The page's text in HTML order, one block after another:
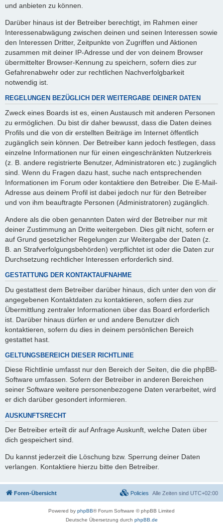
und anbieten zu können.
Darüber hinaus ist der Betreiber berechtigt, im Rahmen einer
Interessenabwägung zwischen deinen und seinen Interessen sowie
den Interessen Dritter, Zeitpunkte von Zugriffen und Aktionen
zusammen mit deiner IP-Adresse und der von deinem Browser
übermittelter Browser-Kennung zu speichern, sofern dies zur
Gefahrenabwehr oder zur rechtlichen Nachverfolgbarkeit
notwendig ist.
REGELUNGEN BEZÜGLICH DER WEITERGABE DEINER DATEN
Zweck eines Boards ist es, einen Austausch mit anderen Personen
zu ermöglichen. Du bist dir daher bewusst, dass die Daten deines
Profils und die von dir erstellten Beiträge im Internet öffentlich
zugänglich sein können. Der Betreiber kann jedoch festlegen, dass
einzelne Informationen nur für einen eingeschränkten Nutzerkreis
(z. B. andere registrierte Benutzer, Administratoren etc.) zugänglich
sind. Wenn du Fragen dazu hast, suche nach entsprechenden
Informationen im Forum oder kontaktiere den Betreiber. Die E-Mail-
Adresse aus deinem Profil ist dabei jedoch nur für den Betreiber
und von ihm beauftragte Personen (Administratoren) zugänglich.
Andere als die oben genannten Daten wird der Betreiber nur mit
deiner Zustimmung an Dritte weitergeben. Dies gilt nicht, sofern er
auf Grund gesetzlicher Regelungen zur Weitergabe der Daten (z.
B. an Strafverfolgungsbehörden) verpflichtet ist oder die Daten zur
Durchsetzung rechtlicher Interessen erforderlich sind.
GESTATTUNG DER KONTAKTAUFNAHME
Du gestattest dem Betreiber darüber hinaus, dich unter den von dir
angegebenen Kontaktdaten zu kontaktieren, sofern dies zur
Übermittlung zentraler Informationen über das Board erforderlich
ist. Darüber hinaus dürfen er und andere Benutzer dich
kontaktieren, sofern du dies in deinem persönlichen Bereich
gestattet hast.
GELTUNGSBEREICH DIESER RICHTLINIE
Diese Richtlinie umfasst nur den Bereich der Seiten, die die phpBB-
Software umfassen. Sofern der Betreiber in anderen Bereichen
seiner Software weitere personenbezogene Daten verarbeitet, wird
er dich darüber gesondert informieren.
AUSKUNFTSRECHT
Der Betreiber erteilt dir auf Anfrage Auskunft, welche Daten über
dich gespeichert sind.
Du kannst jederzeit die Löschung bzw. Sperrung deiner Daten
verlangen. Kontaktiere hierzu bitte den Betreiber.
Foren-Übersicht Alle Zeiten sind UTC+02:00
Policies
Powered by phpBB® Forum Software © phpBB Limited
Deutsche Übersetzung durch phpBB.de